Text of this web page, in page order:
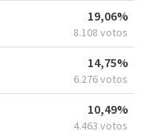
19,06%
8.108 votos
14,75%
6.276 votos
10,49%
4.463 votos